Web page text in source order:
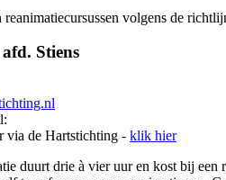
reanimatiecursussen volgens de
Stiens
via de Hartstichting - klik hier
duurt drie à vier uur en kost bij een